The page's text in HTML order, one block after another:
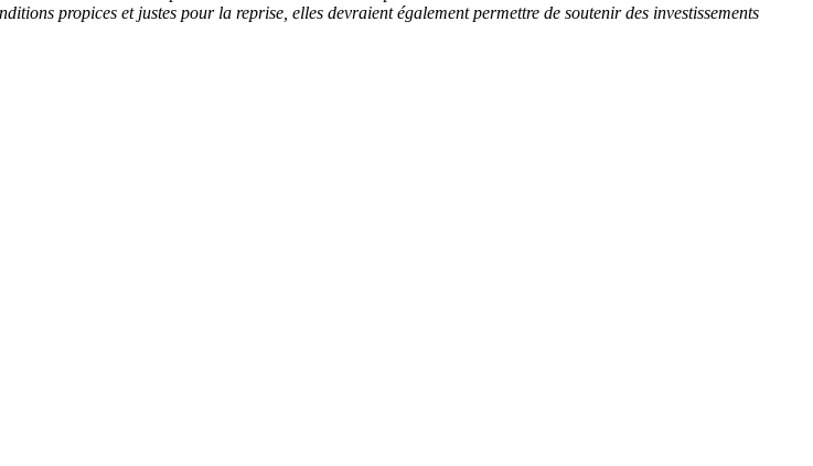
propices et justes pour la reprise, elles devraient également permettre de soutenir des investissements